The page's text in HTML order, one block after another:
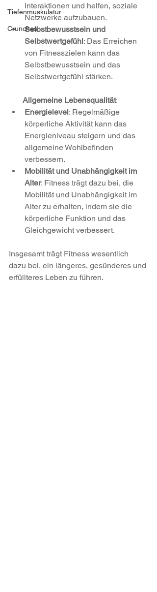
Tiefenmuskulatur
Crunches
Interaktionen und helfen, soziale
Netzwerke aufzubauen.
Selbstbewusstsein und
Selbstwertgefühl: Das Erreichen
von Fitnesszielen kann das
Selbstbewusstsein und das
Selbstwertgefühl stärken.
       Allgemeine Lebensqualität
:
Energielevel: Regelmäßige
körperliche Aktivität kann das
Energieniveau steigern und das
allgemeine Wohlbefinden
verbessern.
Mobilität und Unabhängigkeit im
Alter: Fitness trägt dazu bei, die
Mobilität und Unabhängigkeit im
Alter zu erhalten, indem sie die
körperliche Funktion und das
Gleichgewicht verbessert.
Insgesamt trägt Fitness wesentlich
dazu bei, ein längeres, gesünderes und
erfüllteres Leben zu führen.